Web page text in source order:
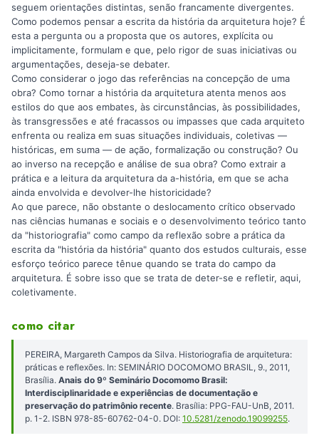
seguem orientações distintas, senão francamente divergentes.
Como podemos pensar a escrita da história da arquitetura hoje? É
esta a pergunta ou a proposta que os autores, explícita ou
implicitamente, formulam e que, pelo rigor de suas iniciativas ou
argumentações, deseja-se debater.
Como considerar o jogo das referências na concepção de uma
obra? Como tornar a história da arquitetura atenta menos aos
estilos do que aos embates, às circunstâncias, às possibilidades,
às transgressões e até fracassos ou impasses que cada arquiteto
enfrenta ou realiza em suas situações individuais, coletivas —
históricas, em suma — de ação, formalização ou construção? Ou
ao inverso na recepção e análise de sua obra? Como extrair a
prática e a leitura da arquitetura da a-história, em que se acha
ainda envolvida e devolver-lhe historicidade?
Ao que parece, não obstante o deslocamento crítico observado
nas ciências humanas e sociais e o desenvolvimento teórico tanto
da "historiografia" como campo da reflexão sobre a prática da
escrita da "história da história" quanto dos estudos culturais, esse
esforço teórico parece tênue quando se trata do campo da
arquitetura. É sobre isso que se trata de deter-se e refletir, aqui,
coletivamente.
como citar
PEREIRA, Margareth Campos da Silva. Historiografia de arquitetura:
práticas e reflexões. In: SEMINÁRIO DOCOMOMO BRASIL, 9., 2011,
Brasília. Anais do 9º Seminário Docomomo Brasil:
Interdisciplinaridade e experiências de documentação e
preservação do patrimônio recente. Brasília: PPG-FAU-UnB, 2011.
p. 1-2. ISBN 978-85-60762-04-0. DOI: 10.5281/zenodo.19099255.